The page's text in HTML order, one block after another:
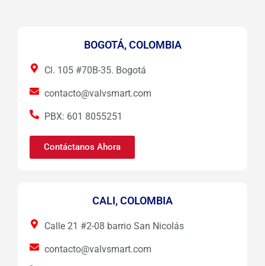
BOGOTÁ, COLOMBIA
Cl. 105 #70B-35. Bogotá
contacto@valvsmart.com
PBX: 601 8055251
Contáctanos Ahora
CALI, COLOMBIA
Calle 21 #2-08 barrio San Nicolás
contacto@valvsmart.com